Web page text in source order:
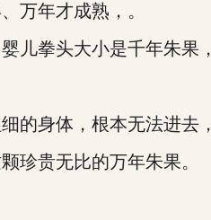
年才成熟，。
拳头大小是千年朱果
身体，根本无法进去
贵无比的万年朱果。